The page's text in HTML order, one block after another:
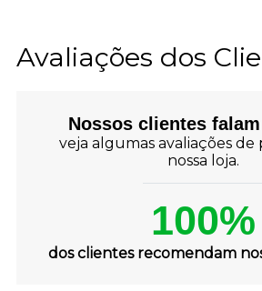
Avaliações dos
Nossos clientes
veja algumas avaliações
nossa loja.
100%
dos clientes recomendam